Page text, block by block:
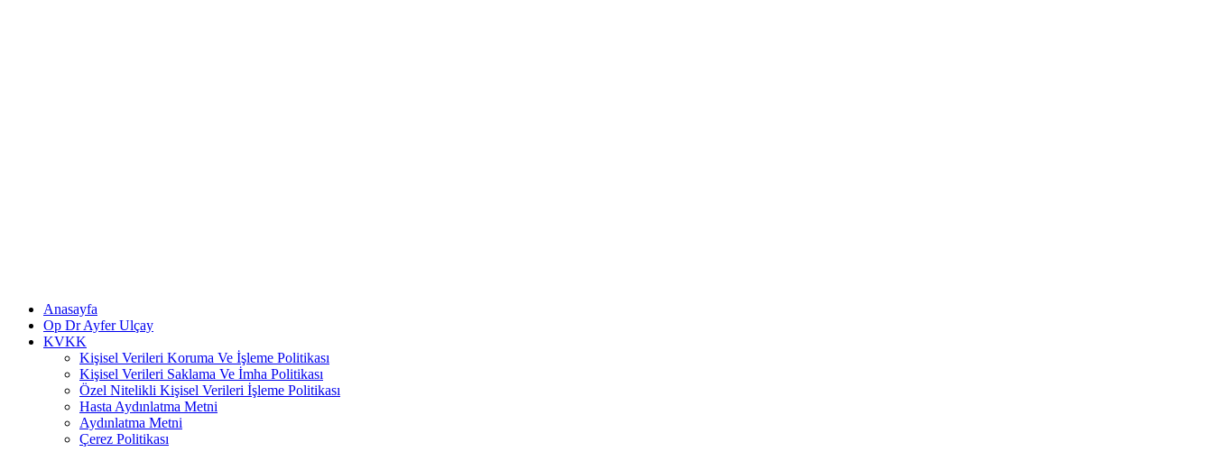
Anasayfa
Op Dr Ayfer Ulçay
KVKK
Kişisel Verileri Koruma Ve İşleme Politikası
Kişisel Verileri Saklama Ve İmha Politikası
Özel Nitelikli Kişisel Verileri İşleme Politikası
Hasta Aydınlatma Metni
Aydınlatma Metni
Çerez Politikası